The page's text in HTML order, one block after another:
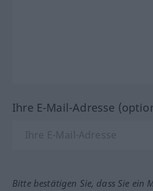
Ihre E-Mail-Adresse
Bitte bestätigen Sie, dass Sie ein